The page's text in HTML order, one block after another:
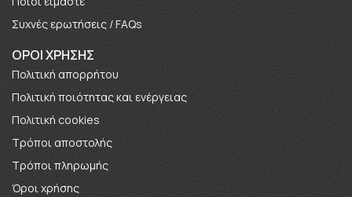
Συχνές ερωτήσεις / FAQs
ΟΡΟΙ ΧΡΗΣΗΣ
Πολιτική απορρήτου
Πολιτική ποιότητας και ενέργειας
Πολιτική cookies
Τρόποι αποστολής
Τρόποι πληρωμής
Όροι χρήσης